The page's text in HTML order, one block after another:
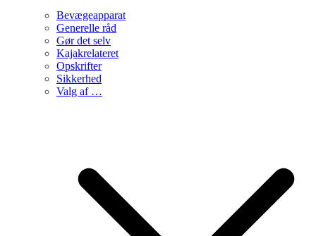
Bevægeapparat
Generelle råd
Gør det selv
Kajakrelateret
Opskrifter
Sikkerhed
Valg af …